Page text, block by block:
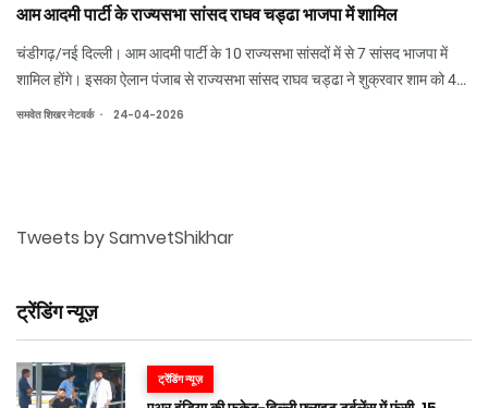
आम आदमी पार्टी के राज्यसभा सांसद राघव चड्ढा भाजपा में शामिल
चंडीगढ़/नई दिल्ली। आम आदमी पार्टी के 10 राज्यसभा सांसदों में से 7 सांसद भाजपा में
शामिल होंगे। इसका ऐलान पंजाब से राज्यसभा सांसद राघव चड्ढा ने शुक्रवार शाम को 4
बजे प्रेस कॉन्फ्रेंस में किया। उन्होंने बताया कि राज्यसभा सांसद संदीप पाठक, अशोक कुमार
समवेत शिखर नेटवर्क . 24-04-2026
Tweets by SamvetShikhar
ट्रेंडिंग न्यूज़
ट्रेंडिंग न्यूज़